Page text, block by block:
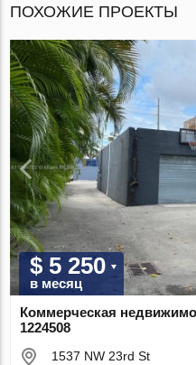
ПОХОЖИЕ ПРОЕКТЫ
$ 5 250
в месяц
Коммерческая
1224508
1537 NW 23rd St